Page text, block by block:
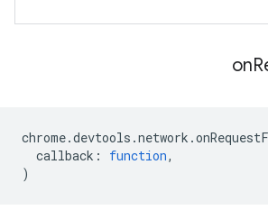
on
chrome.devtools .network .
callback : function,
)